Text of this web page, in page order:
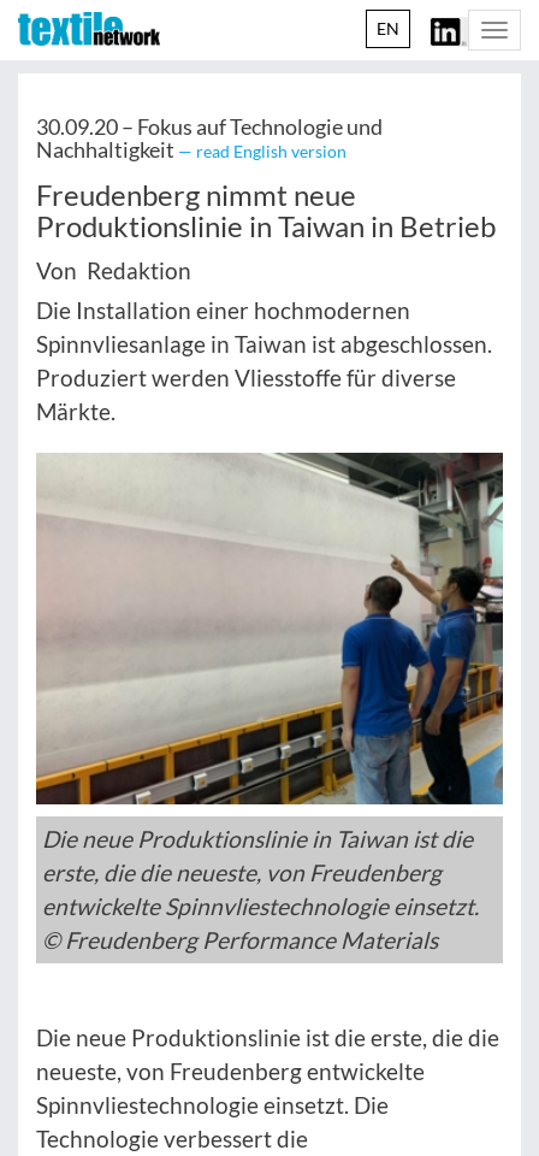
EN
30.09.20 – Fokus auf Technologie und
Nachhaltigkeit — read English version
Freudenberg nimmt neue
Produktionslinie in Taiwan in Betrieb
Von Redaktion
Die Installation einer hochmodernen
Spinnvliesanlage in Taiwan ist abgeschlossen.
Produziert werden Vliesstoffe für diverse
Märkte.
Die neue Produktionslinie in Taiwan ist die
erste, die die neueste, von Freudenberg
entwickelte Spinnvliestechnologie einsetzt.
© Freudenberg Performance Materials
Die neue Produktionslinie ist die erste, die die
neueste, von Freudenberg entwickelte
Spinnvliestechnologie einsetzt. Die
Technologie verbessert die